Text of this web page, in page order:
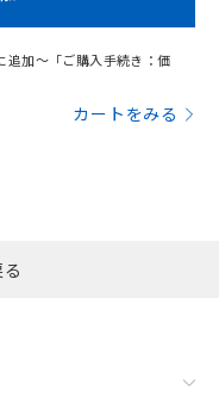
追加～「ご購入手続き：価
カートをみる